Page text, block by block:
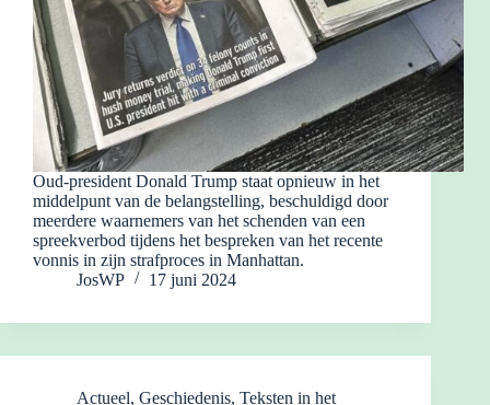
Oud-president Donald Trump staat opnieuw in het
middelpunt van de belangstelling, beschuldigd door
meerdere waarnemers van het schenden van een
spreekverbod tijdens het bespreken van het recente
vonnis in zijn strafproces in Manhattan.
JosWP
17 juni 2024
Actueel, Geschiedenis, Teksten in het